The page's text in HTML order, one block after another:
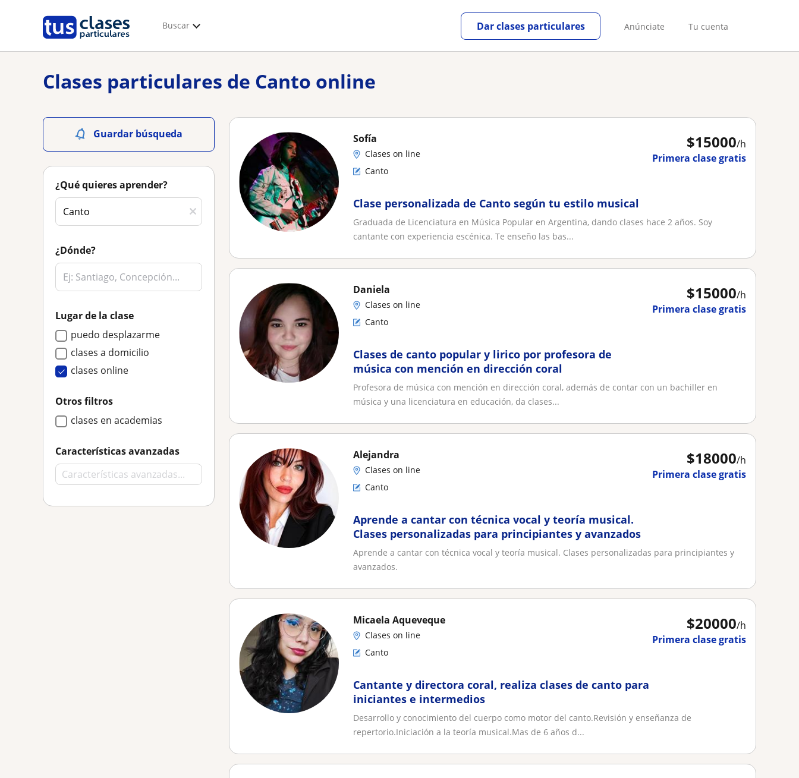
Buscar Anúnciate Tu cuenta
Dar clases particulares
Clases particulares de Canto online
Guardar búsqueda
¿Qué quieres aprender?
¿Dónde?
Lugar de la clase
puedo desplazarme
clases a domicilio
clases online
Otros filtros
clases en academias
Características avanzadas
$15000/h
Primera clase gratis
Sofía
Clases on line
Canto
Clase personalizada de Canto según tu estilo musical
Graduada de Licenciatura en Música Popular en Argentina, dando clases hace 2 años. Soy
cantante con experiencia escénica. Te enseño las bas...
$15000/h
Primera clase gratis
Daniela
Clases on line
Canto
Clases de canto popular y lirico por profesora de
música con mención en dirección coral
Profesora de música con mención en dirección coral, además de contar con un bachiller en
música y una licenciatura en educación, da clases...
$18000/h
Primera clase gratis
Alejandra
Clases on line
Canto
Aprende a cantar con técnica vocal y teoría musical.
Clases personalizadas para principiantes y avanzados
Aprende a cantar con técnica vocal y teoría musical. Clases personalizadas para principiantes y
avanzados.
$20000/h
Primera clase gratis
Micaela Aqueveque
Clases on line
Canto
Cantante y directora coral, realiza clases de canto para
iniciantes e intermedios
Desarrollo y conocimiento del cuerpo como motor del canto.Revisión y enseñanza de
repertorio.Iniciación a la teoría musical.Mas de 6 años d...